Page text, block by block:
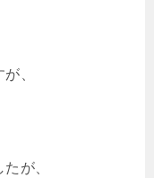
、
が、